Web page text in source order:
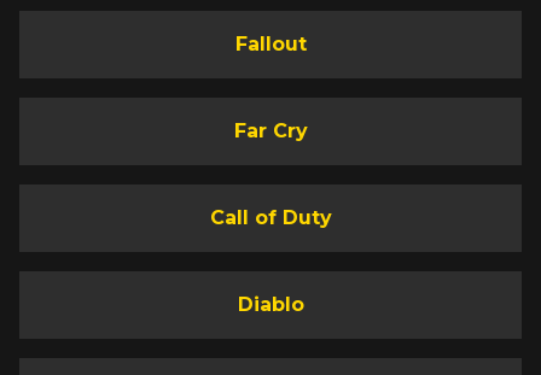
Fallout
Far Cry
Call of Duty
Diablo